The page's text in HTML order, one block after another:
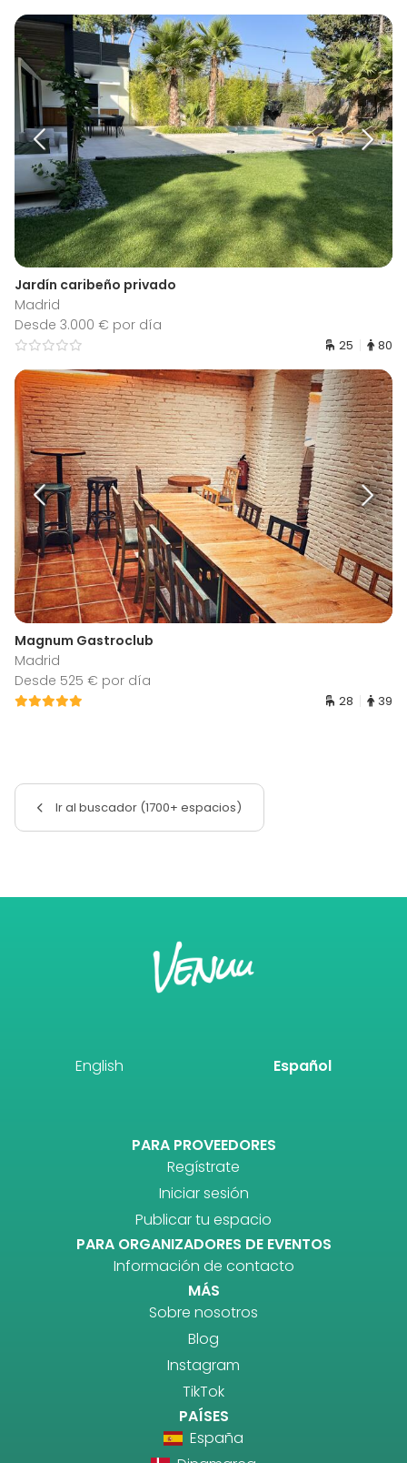
Jardín caribeño privado
Madrid
Desde 3.000 € por día
25 80
Magnum Gastroclub
Madrid
Desde 525 € por día
28 39
Ir al buscador (1700+ espacios)
English Español
PARA PROVEEDORES
Regístrate
Iniciar sesión
Publicar tu espacio
PARA ORGANIZADORES DE EVENTOS
Información de contacto
MÁS
Sobre nosotros
Blog
Instagram
TikTok
PAÍSES
España